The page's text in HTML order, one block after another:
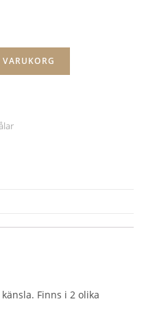
Finns i 2 olika